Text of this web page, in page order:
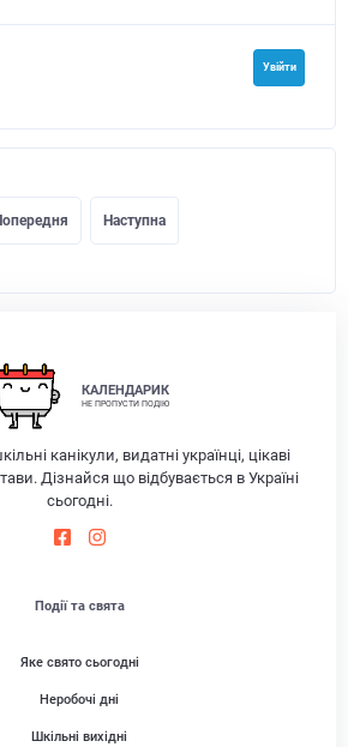
Увійти
Наступна
КАЛЕНДАРИК
НЕ ПРОПУСТИ ПОДІЮ
канікули, видатні українці, цікаві
Дізнайся що відбувається в Україні
сьогодні.
Події та свята
Яке свято сьогодні
Неробочі дні
Шкільні вихідні